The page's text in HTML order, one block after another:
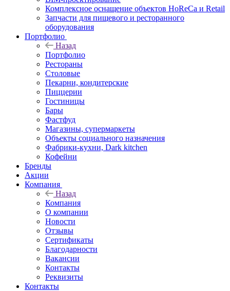
Комплексное оснащение объектов HoReCa и Retail
Запчасти для пищевого и ресторанного
оборудования
Портфолио
Назад
Портфолио
Рестораны
Столовые
Пекарни, кондитерские
Пиццерии
Гостиницы
Бары
Фастфуд
Магазины, супермаркеты
Объекты социального назначения
Фабрики-кухни, Dark kitchen
Кофейни
Бренды
Акции
Компания
Назад
Компания
О компании
Новости
Отзывы
Сертификаты
Благодарности
Вакансии
Контакты
Реквизиты
Контакты